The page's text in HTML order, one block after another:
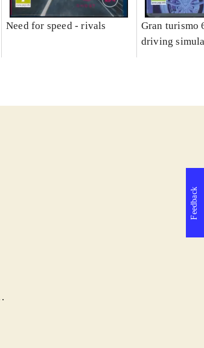
Need for speed - rivals
Gran turismo
driving
Feedback